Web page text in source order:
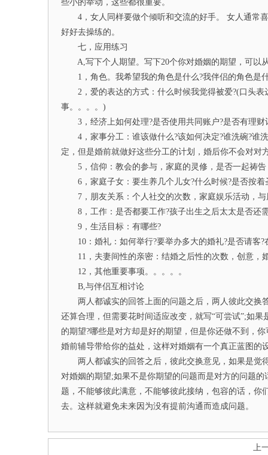
些小的举动，这些都很重要。
4，女人同样要做个倾听和交流的好手。 女人通常喜
好好去操练的。
七，应用练习
A,写下个人期望。写下20个你对婚姻的期望，可以
1，角色。我希望我的角色是什么?我伴侣的角色是
2，爱的表达的方式：什么时候我觉得被爱?(口头表
事。。。。)
3，经济上如何处理?是否使用共同账户?是否有理财
4，家事分工：谁该做什么?该如何决定?谁洗碗?谁
定，但是婚前就做好这些分工的计划，婚后你不会对
5，信仰：教会的参与，家庭的灵修，是否一起祷告
6，家庭子女：要生养几个儿女?什么时候?是否按着
7，朋友关系：个人社交的次数，家庭娱乐活动，与
8，工作：是否都要工作?孩子出生之后太太是否还
9，生活目标：有哪些?
10：婚礼：如何举行?要举办多大的婚礼?是否请客?
11，夫妻间性的亲密：结婚之后性的次数，创意，
12，其他重要事项。。。。。
B,与伴侣互相讨论
两人都诚实的回答上面的问题之后，两人彼此交换
还算合理，但需要花时间适应改变，就写“可尝试”;如
的期望?哪些是对方却是好的期望，但是你还做不到，
婚前辅导带给你的益处，这样对婚姻有一个真正蓝图的
两人都诚实的回答之后，彼此交换意见，如果是觉
对婚姻的期望;如果不是你期望的问题而是对方的问题
题，不能够彼此满意，不能够彼此接纳，包容的话，
去。这样就避免未来因为没有提前沟通而造成问题。
上